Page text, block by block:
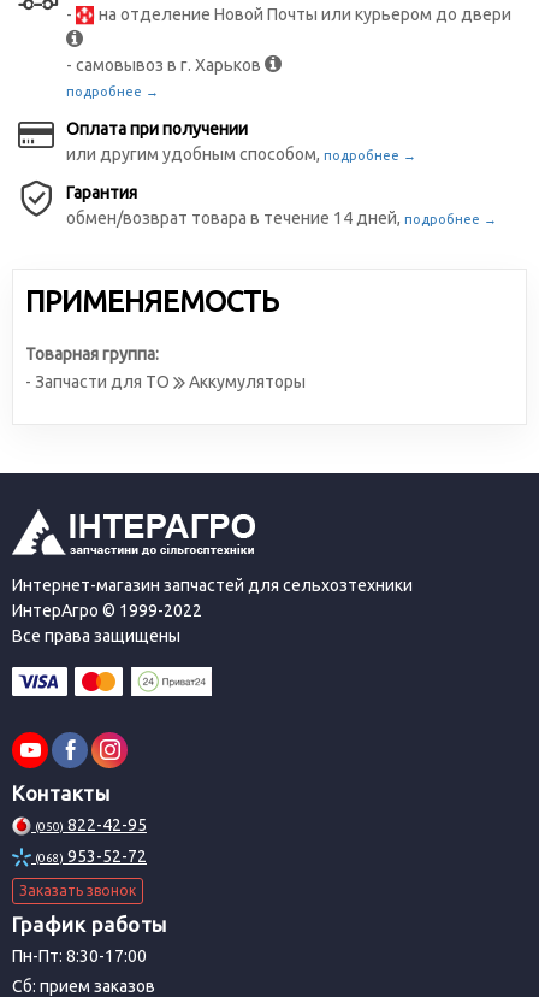
-
на отделение Новой Почты или курьером до двери
- самовывоз в г. Харьков
подробнее →
Оплата при получении
или другим удобным способом, подробнее →
Гарантия
обмен/возврат товара в течение 14 дней, подробнее →
ПРИМЕНЯЕМОСТЬ
Товарная группа:
- Запчасти для ТО
Аккумуляторы
Интернет-магазин запчастей для сельхозтехники
ИнтерАгро © 1999-2022
Все права защищены
Контакты
(050) 822-42-95
(068) 953-52-72
Заказать звонок
График работы
Пн-Пт: 8:30-17:00
Сб: прием заказов